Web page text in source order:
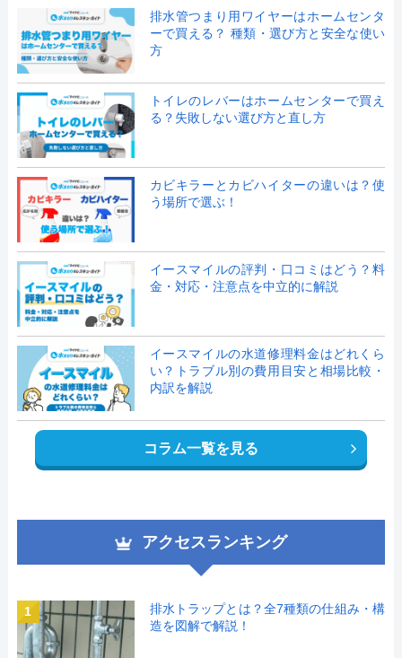
排水管つまり用ワイヤーはホームセンタ
ーで買える？ 種類・選び方と安全な使い
方
トイレのレバーはホームセンターで買え
る？失敗しない選び方と直し方
カビキラーとカビハイターの違いは？使
う場所で選ぶ！
イースマイルの評判・口コミはどう？料
金・対応・注意点を中立的に解説
イースマイルの水道修理料金はどれくら
い？トラブル別の費用目安と相場比較・
内訳を解説
コラム一覧を見る
アクセスランキング
1
排水トラップとは？全7種類の仕組み・構
造を図解で解説！